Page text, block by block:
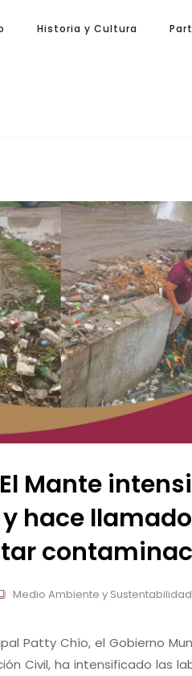
Historia y Cultura
Mante
hace
Medio Ambiente y Sustentabilidad
Patty Chío, el Gobierno
Civil, ha intensificado las